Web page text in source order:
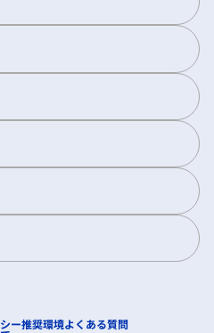
ー推奨環境よくある質問